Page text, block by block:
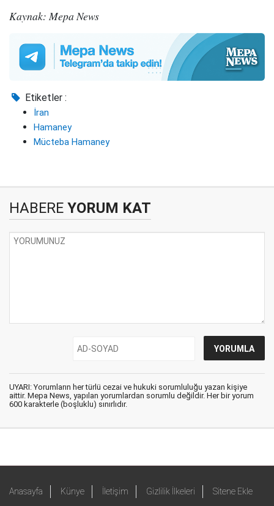
Kaynak: Mepa News
Etiketler :
İran
Hamaney
Mücteba Hamaney
HABERE YORUM KAT
UYARI: Yorumların her türlü cezai ve hukuki sorumluluğu yazan kişiye
aittir. Mepa News, yapılan yorumlardan sorumlu değildir. Her bir yorum
600 karakterle (boşluklu) sınırlıdır.
Anasayfa Künye İletişim Gizlilik İlkeleri Sitene Ekle